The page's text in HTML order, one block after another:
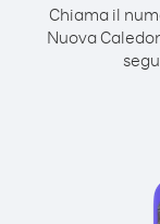
Chiama il
Nuova